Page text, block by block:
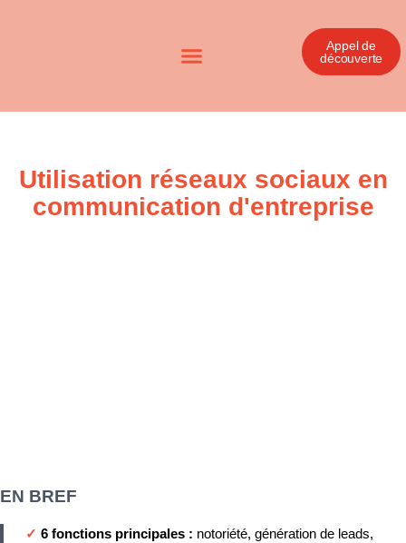
Appel de
découverte
Utilisation réseaux sociaux en
communication d'entreprise
EN BREF
✓ 6 fonctions principales : notoriété, génération de leads,